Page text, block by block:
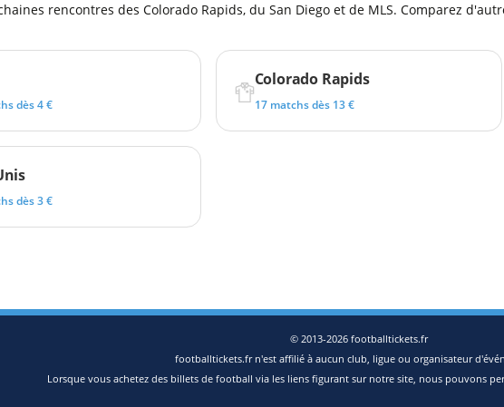
rencontres des Colorado Rapids, du San Diego et de MLS. Comparez
dès 4 €
Colorado Rapids
17 matchs dès 13 €
dès 3 €
© 2013-2026 footballtickets.fr
footballtickets.fr n'est affilié à aucun club, ligue ou organisateur
Lorsque vous achetez des billets de football via les liens figurant sur notre site, nous pouvons